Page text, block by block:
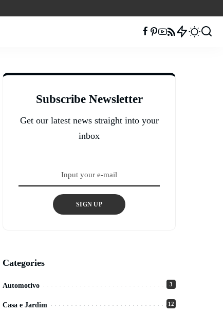
Subscribe Newsletter
Get our latest news straight into your
inbox
SIGN UP
Categories
Automotivo 3
Casa e Jardim 12